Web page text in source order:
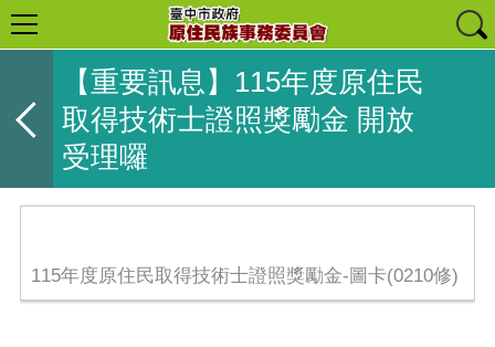
【重要訊息】115年度原住民
取得技術士證照獎勵金 開放
受理囉
115年度原住民取得技術士證照獎勵金-圖卡(0210修)